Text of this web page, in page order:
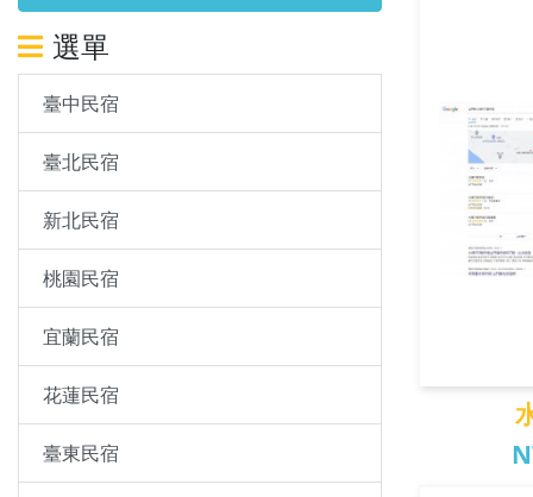
選單
臺中民宿
臺北民宿
新北民宿
桃園民宿
宜蘭民宿
花蓮民宿
臺東民宿